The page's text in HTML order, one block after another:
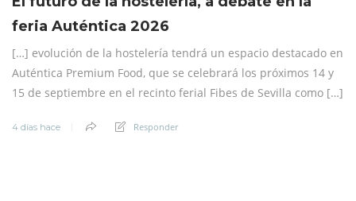
feria Auténtica 2026
[…] evolución de la hostelería tendrá un espacio destacado en
Auténtica Premium Food, que se celebrará los próximos 14 y
15 de septiembre en el recinto ferial Fibes de Sevilla como […]
4 días hace Responder